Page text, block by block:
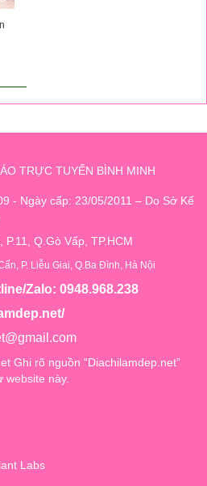
TRỰC TUYẾN BÌNH MINH
- Ngày cấp: 23/05/2011 – Do Sở Kế
Q.Gò Vấp, TP.HCM
P. Liễu Giai, Q.Ba Đình, Hà Nội
Zalo: 0948.968.238
Ghi rõ nguồn “Diachilamdep.net”
website này.
Labs